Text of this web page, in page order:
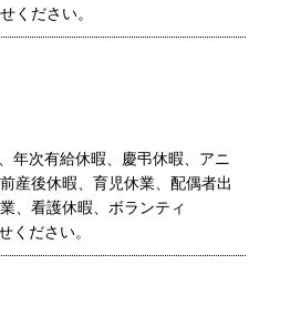
ください。
年次有給休暇、慶弔休暇、アニ
産後休暇、育児休業、配偶者出
、看護休暇、ボランティ
ください。